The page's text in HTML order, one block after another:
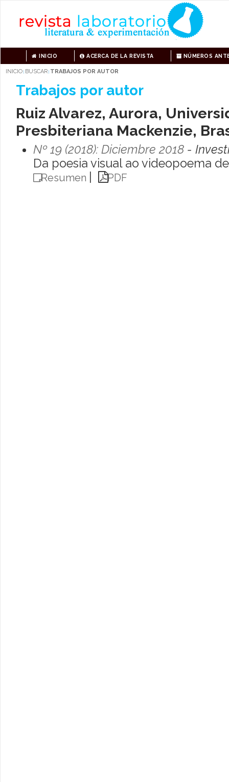
INICIO ACERCA DE LA REVISTA NÚMEROS
INICIO | BUSCAR | TRABAJOS POR AUTOR
Trabajos por autor
Ruiz Alvarez, Aurora,
Presbiteriana Mackenzie,
Nº 19 (2018): Diciembre 2018-
Da poesia visual ao videopoema
Resumen PDF